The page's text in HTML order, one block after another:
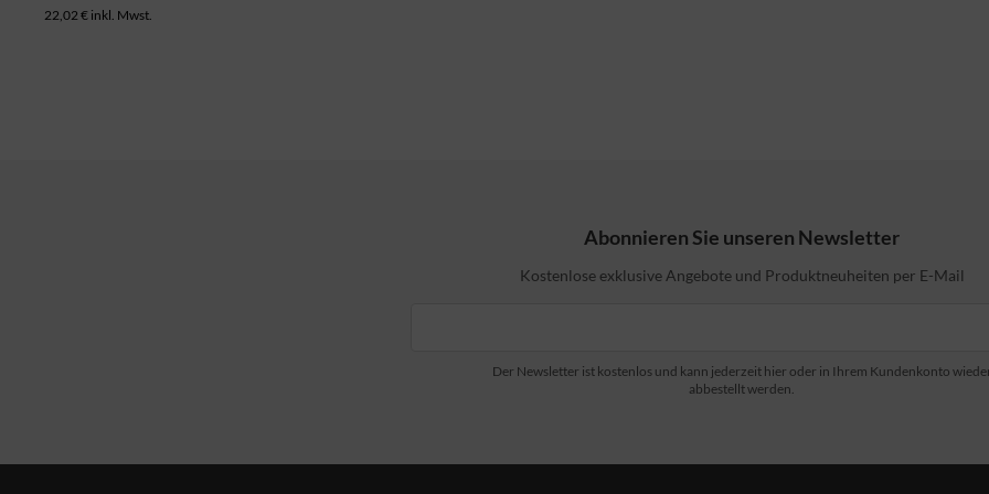
22,02 € inkl. Mwst.
Abonnieren Sie unseren Newsletter
Kostenlose exklusive Angebote und Produktneuheiten per E-Mail
Der Newsletter ist kostenlos und kann jederzeit hier oder in Ihrem Kundenkonto
abbestellt werden.